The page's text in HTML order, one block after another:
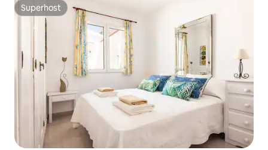
Superhost
Superhost